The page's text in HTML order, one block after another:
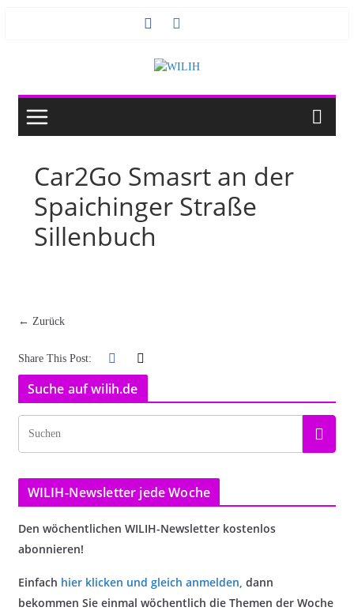
Car2Go Smasrt an der
Spaichinger Straße
Sillenbuch
← Zurück
Share This Post:
Suche auf wilih.de
WILIH-Newsletter jede Woche
Den wöchentlichen WILIH-Newsletter kostenlos
abonnieren!
Einfach hier klicken und gleich anmelden, dann
bekommen Sie einmal wöchentlich die Themen der Woche